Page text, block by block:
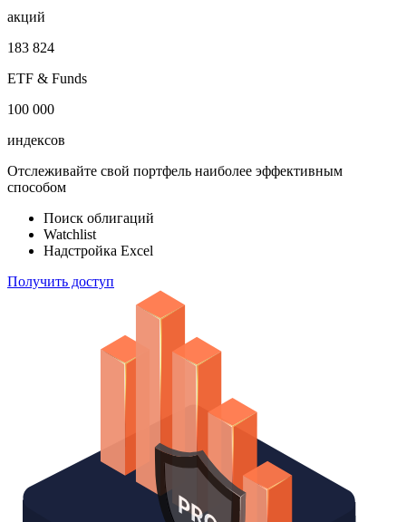
акций
183 824
ETF & Funds
100 000
индексов
Отслеживайте свой портфель наиболее эффективным
способом
Поиск облигаций
Watchlist
Надстройка Excel
Получить доступ